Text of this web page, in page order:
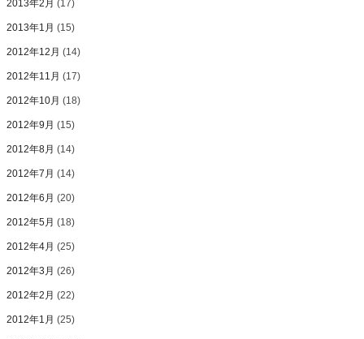
2013年2月 (17)
2013年1月 (15)
2012年12月 (14)
2012年11月 (17)
2012年10月 (18)
2012年9月 (15)
2012年8月 (14)
2012年7月 (14)
2012年6月 (20)
2012年5月 (18)
2012年4月 (25)
2012年3月 (26)
2012年2月 (22)
2012年1月 (25)